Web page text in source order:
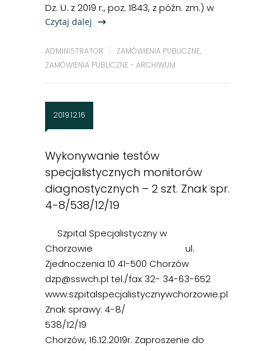
Dz. U. z 2019 r., poz. 1843, z późn. zm.) w
Czytaj dalej
ADMINISTRATOR ZAMÓWIENIA PUBLICZNE,
ZAMÓWIENIA PUBLICZNE - ARCHIWUM
2019.12.16
Wykonywanie testów
specjalistycznych monitorów
diagnostycznych – 2 szt. Znak spr.
4-8/538/12/19
Szpital Specjalistyczny w
Chorzowie ul.
Zjednoczenia 10 41-500 Chorzów
dzp@sswch.pl tel./fax 32- 34-63-652
www.szpitalspecjalistycznywchorzowie.pl
Znak sprawy: 4-8/
538/12/19
Chorzów, 16.12.2019r. Zaproszenie do